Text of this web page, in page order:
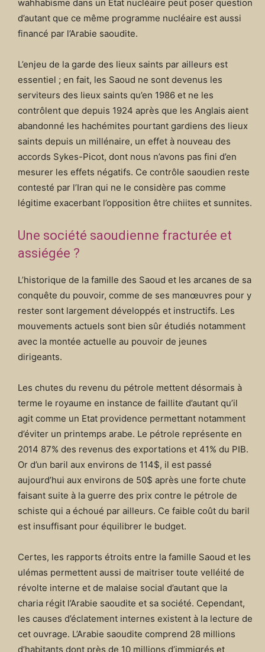
wahhabisme dans un Etat nucléaire peut poser question
d’autant que ce même programme nucléaire est aussi
financé par l’Arabie saoudite.
L’enjeu de la garde des lieux saints par ailleurs est
essentiel ; en fait, les Saoud ne sont devenus les
serviteurs des lieux saints qu’en 1986 et ne les
contrôlent que depuis 1924 après que les Anglais aient
abandonné les hachémites pourtant gardiens des lieux
saints depuis un millénaire, un effet à nouveau des
accords Sykes-Picot, dont nous n’avons pas fini d’en
mesurer les effets négatifs. Ce contrôle saoudien reste
contesté par l’Iran qui ne le considère pas comme
légitime exacerbant l’opposition être chiites et sunnites.
Une société saoudienne fracturée et
assiégée ?
L’historique de la famille des Saoud et les arcanes de sa
conquête du pouvoir, comme de ses manœuvres pour y
rester sont largement développés et instructifs. Les
mouvements actuels sont bien sûr étudiés notamment
avec la montée actuelle au pouvoir de jeunes
dirigeants.
Les chutes du revenu du pétrole mettent désormais à
terme le royaume en instance de faillite d’autant qu’il
agit comme un Etat providence permettant notamment
d’éviter un printemps arabe. Le pétrole représente en
2014 87% des revenus des exportations et 41% du PIB.
Or d’un baril aux environs de 114$, il est passé
aujourd’hui aux environs de 50$ après une forte chute
faisant suite à la guerre des prix contre le pétrole de
schiste qui a échoué par ailleurs. Ce faible coût du baril
est insuffisant pour équilibrer le budget.
Certes, les rapports étroits entre la famille Saoud et les
ulémas permettent aussi de maitriser toute velléité de
révolte interne et de malaise social d’autant que la
charia régit l’Arabie saoudite et sa société. Cependant,
les causes d’éclatement internes existent à la lecture de
cet ouvrage. L’Arabie saoudite comprend 28 millions
d’habitants dont près de 10 millions d’immigrés et